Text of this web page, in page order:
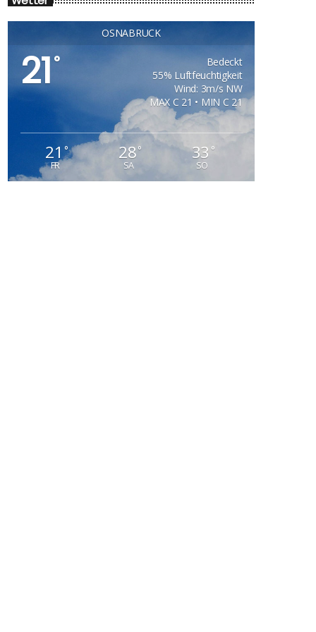
OSNABRÜCK
21 °
Bedeckt
55% Luftfeuchtigkeit
Wind: 3m/s NW
MAX C 21 • MIN C 21
21°
FR
28°
SA
33 °
SO